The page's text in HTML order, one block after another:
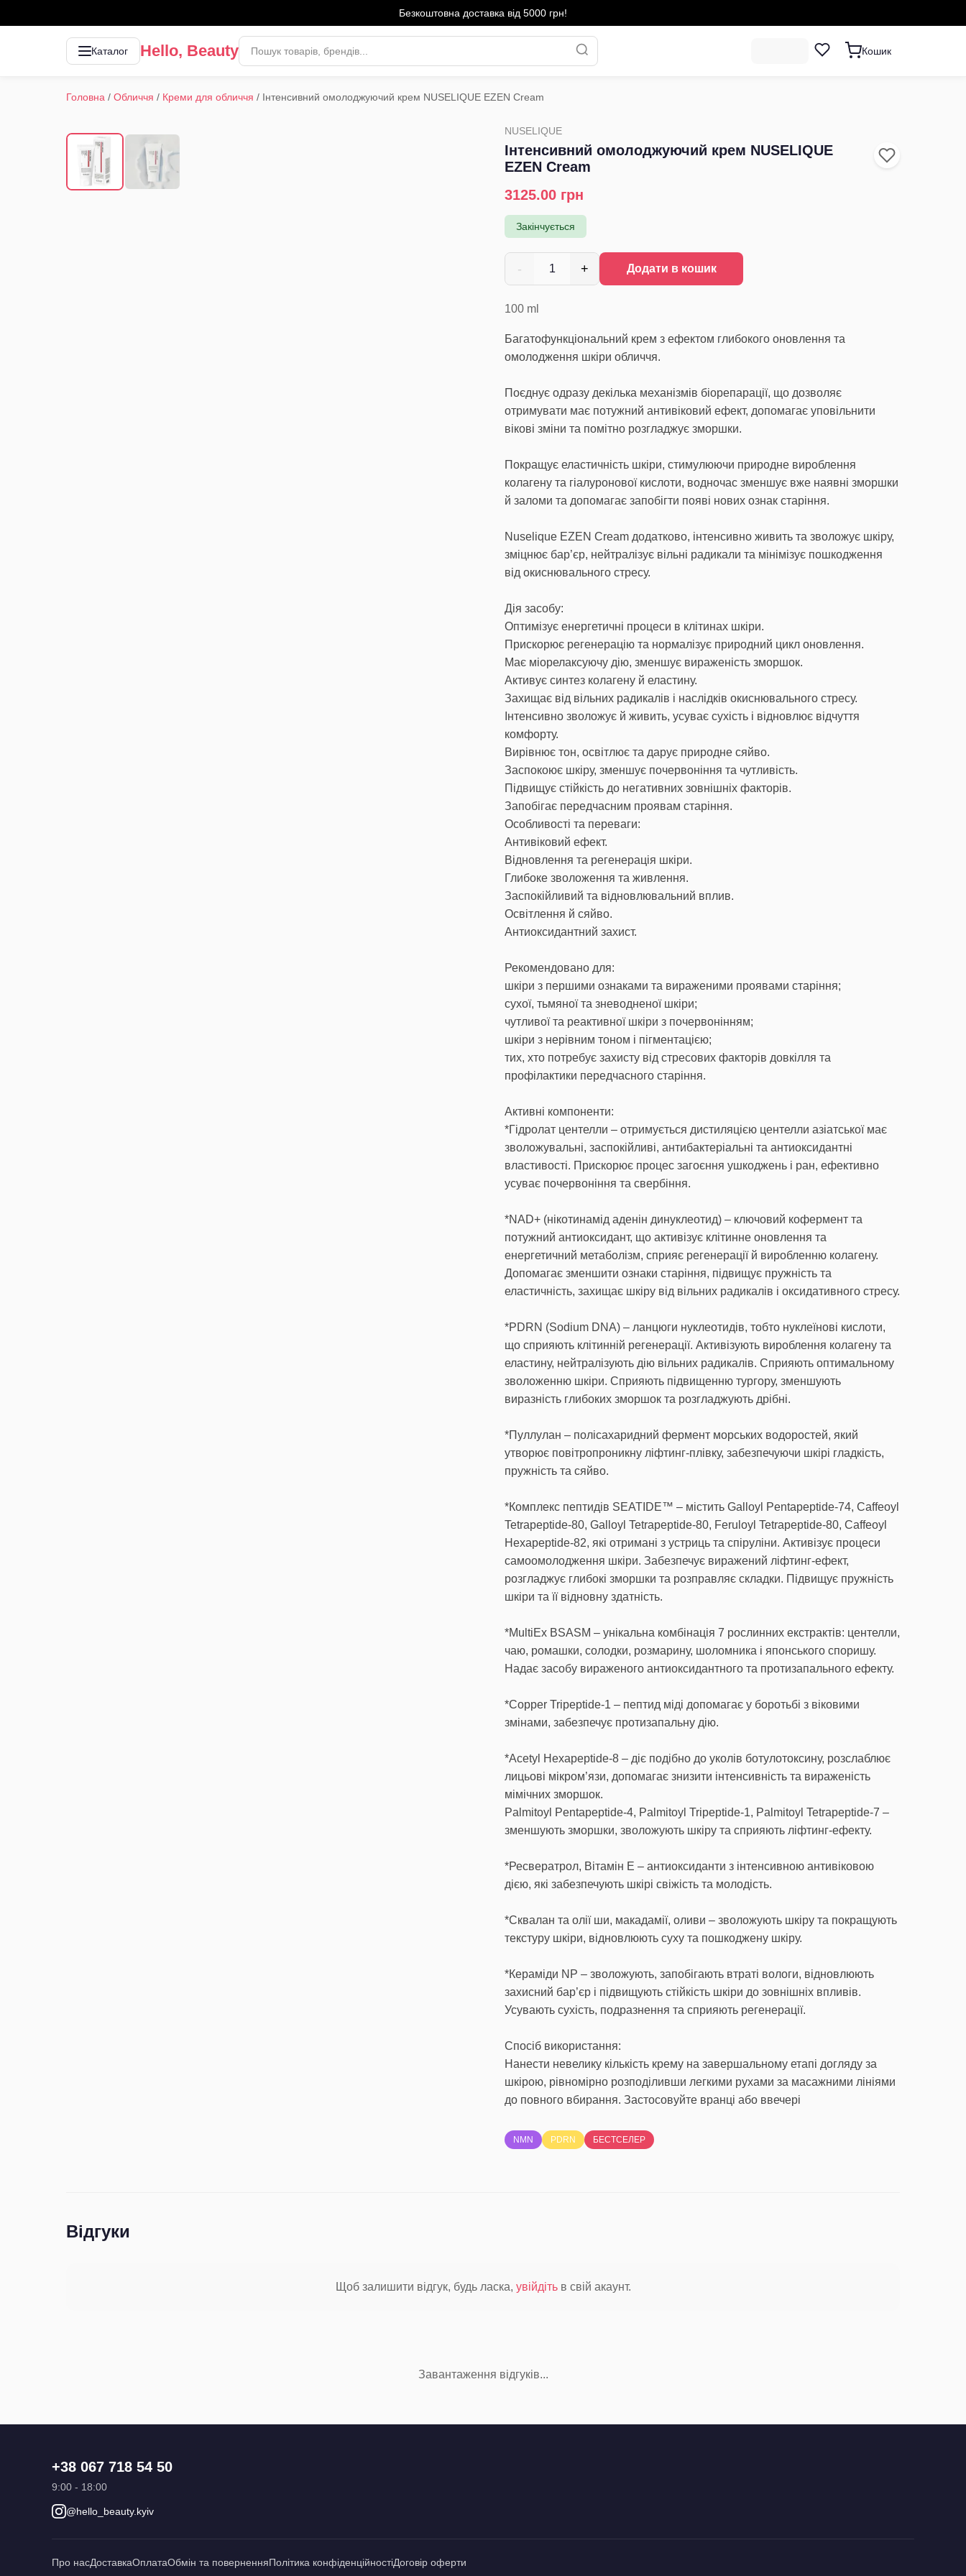
Безкоштовна доставка від 5000 грн!
Каталог Hello, Beauty Кошик
Головна / Обличчя / Креми для обличчя / Інтенсивний омолоджуючий крем NUSELIQUE EZEN Cream
NUSELIQUE
Інтенсивний омолоджуючий крем NUSELIQUE
EZEN Cream
3125.00 грн
Закінчується
- 1 + Додати в кошик
100 ml
Багатофункціональний крем з ефектом глибокого оновлення та
омолодження шкіри обличчя.
Поєднує одразу декілька механізмів біорепарації, що дозволяє
отримувати має потужний антивіковий ефект, допомагає уповільнити
вікові зміни та помітно розгладжує зморшки.
Покращує еластичність шкіри, стимулюючи природне вироблення
колагену та гіалуронової кислоти, водночас зменшує вже наявні зморшки
й заломи та допомагає запобігти появі нових ознак старіння.
Nuselique EZEN Cream додатково, інтенсивно живить та зволожує шкіру,
зміцнює бар’єр, нейтралізує вільні радикали та мінімізує пошкодження
від окиснювального стресу.
Дія засобу:
Оптимізує енергетичні процеси в клітинах шкіри.
Прискорює регенерацію та нормалізує природний цикл оновлення.
Має міорелаксуючу дію, зменшує вираженість зморшок.
Активує синтез колагену й еластину.
Захищає від вільних радикалів і наслідків окиснювального стресу.
Інтенсивно зволожує й живить, усуває сухість і відновлює відчуття
комфорту.
Вирівнює тон, освітлює та дарує природне сяйво.
Заспокоює шкіру, зменшує почервоніння та чутливість.
Підвищує стійкість до негативних зовнішніх факторів.
Запобігає передчасним проявам старіння.
Особливості та переваги:
Антивіковий ефект.
Відновлення та регенерація шкіри.
Глибоке зволоження та живлення.
Заспокійливий та відновлювальний вплив.
Освітлення й сяйво.
Антиоксидантний захист.
Рекомендовано для:
шкіри з першими ознаками та вираженими проявами старіння;
сухої, тьмяної та зневодненої шкіри;
чутливої та реактивної шкіри з почервонінням;
шкіри з нерівним тоном і пігментацією;
тих, хто потребує захисту від стресових факторів довкілля та
профілактики передчасного старіння.
Активні компоненти:
*Гідролат центелли – отримується дистиляцією центелли азіатської має
зволожувальні, заспокійливі, антибактеріальні та антиоксидантні
властивості. Прискорює процес загоєння ушкоджень і ран, ефективно
усуває почервоніння та свербіння.
*NAD+ (нікотинамід аденін динуклеотид) – ключовий кофермент та
потужний антиоксидант, що активізує клітинне оновлення та
енергетичний метаболізм, сприяє регенерації й виробленню колагену.
Допомагає зменшити ознаки старіння, підвищує пружність та
еластичність, захищає шкіру від вільних радикалів і оксидативного стресу.
*PDRN (Sodium DNA) – ланцюги нуклеотидів, тобто нуклеїнові кислоти,
що сприяють клітинній регенерації. Активізують вироблення колагену та
еластину, нейтралізують дію вільних радикалів. Сприяють оптимальному
зволоженню шкіри. Сприяють підвищенню тургору, зменшують
виразність глибоких зморшок та розгладжують дрібні.
*Пуллулан – полісахаридний фермент морських водоростей, який
утворює повітропроникну ліфтинг-плівку, забезпечуючи шкірі гладкість,
пружність та сяйво.
*Комплекс пептидів SEATIDE™ – містить Galloyl Pentapeptide-74, Caffeoyl
Tetrapeptide-80, Galloyl Tetrapeptide-80, Feruloyl Tetrapeptide-80, Caffeoyl
Hexapeptide-82, які отримані з устриць та спіруліни. Активізує процеси
самоомолодження шкіри. Забезпечує виражений ліфтинг-ефект,
розгладжує глибокі зморшки та розправляє складки. Підвищує пружність
шкіри та її відновну здатність.
*MultiEx BSASM – унікальна комбінація 7 рослинних екстрактів: центелли,
чаю, ромашки, солодки, розмарину, шоломника і японського споришу.
Надає засобу вираженого антиоксидантного та протизапального ефекту.
*Copper Tripeptide-1 – пептид міді допомагає у боротьбі з віковими
змінами, забезпечує протизапальну дію.
*Acetyl Hexapeptide-8 – діє подібно до уколів ботулотоксину, розслаблює
лицьові мікром’язи, допомагає знизити інтенсивність та вираженість
мімічних зморшок.
Palmitoyl Pentapeptide-4, Palmitoyl Tripeptide-1, Palmitoyl Tetrapeptide-7 –
зменшують зморшки, зволожують шкіру та сприяють ліфтинг-ефекту.
*Ресвератрол, Вітамін Е – антиоксиданти з інтенсивною антивіковою
дією, які забезпечують шкірі свіжість та молодість.
*Сквалан та олії ши, макадамії, оливи – зволожують шкіру та покращують
текстуру шкіри, відновлюють суху та пошкоджену шкіру.
*Кераміди NP – зволожують, запобігають втраті вологи, відновлюють
захисний бар’єр і підвищують стійкість шкіри до зовнішніх впливів.
Усувають сухість, подразнення та сприяють регенерації.
Спосіб використання:
Нанести невелику кількість крему на завершальному етапі догляду за
шкірою, рівномірно розподіливши легкими рухами за масажними лініями
до повного вбирання. Застосовуйте вранці або ввечері
NMN PDRN БЕСТСЕЛЕР
Відгуки
Щоб залишити відгук, будь ласка, увійдітьв свій акаунт.
Завантаження відгуків...
+38 067 718 54 50
9:00 - 18:00
@hello_beauty.kyiv
Про насДоставкаОплатаОбмін та поверненняПолітика конфіденційностіДоговір оферти